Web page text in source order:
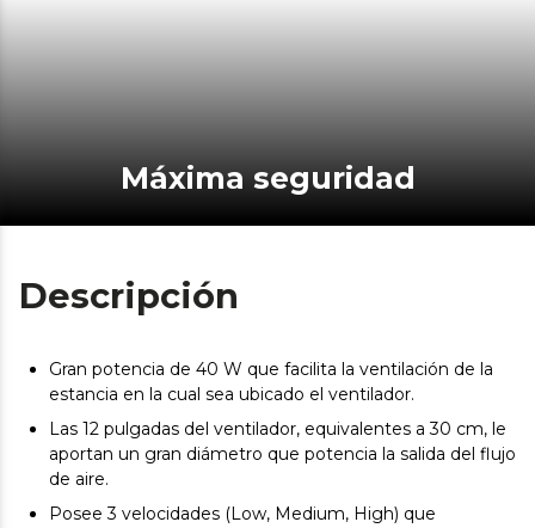
Máxima seguridad
Descripción
Gran potencia de 40 W que facilita la ventilación de la
estancia en la cual sea ubicado el ventilador.
Las 12 pulgadas del ventilador, equivalentes a 30 cm, le
aportan un gran diámetro que potencia la salida del flujo
de aire.
Posee 3 velocidades (Low, Medium, High) que